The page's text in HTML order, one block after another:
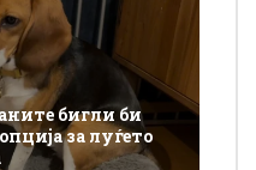
бигли би
за луѓето